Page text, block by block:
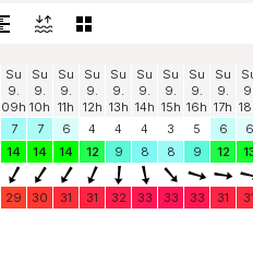
Su
9.
09h
Su
9.
10h
Su
9.
11h
Su
9.
12h
Su
9.
13h
Su
9.
14h
Su
9.
15h
Su
9.
16h
Su
9.
17h
7 7 6 4 4 4 3 5 6
6
14 14 14 12 9 8 8 9 12
29 30 31 31 32 33 33 33 31